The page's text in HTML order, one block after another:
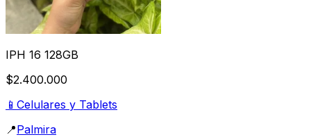
IPH 16 128GB
$2.400.000
📱 Celulares y Tablets
📍Palmira